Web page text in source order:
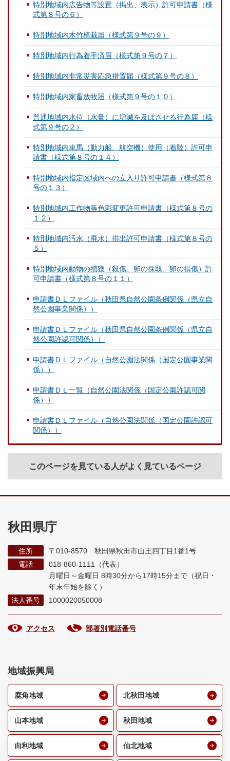
特別地域内広告物等設置（掲出、表示）許可申請書（様
式第８号の６）
特別地域内木竹植栽届（様式第９号の９）
特別地域内行為着手済届（様式第９号の７）
特別地域内非常災害応急措置届（様式第９号の８）
特別地域内家畜放牧届（様式第９号の１０）
普通地域内水位（水量）に増減を及ぼさせる行為届（様
式第９号の２）
特別地域内車馬（動力船、航空機）使用（着陸）許可申
請書（様式第８号の１４）
特別地域内指定区域内への立入り許可申請書（様式第８
号の１３）
特別地域内工作物等色彩変更許可申請書（様式第８号の
１２）
特別地域内汚水（廃水）排出許可申請書（様式第８号の
５）
特別地域内動物の捕獲（殺傷、卵の採取、卵の損傷）許
可申請書（様式第８号の１１）
申請書ＤＬファイル（秋田県自然公園条例関係（県立自
然公園事業関係））
申請書ＤＬファイル（秋田県自然公園条例関係（県立自
然公園許認可関係））
申請書ＤＬファイル（自然公園法関係（国定公園事業関
係））
申請書ＤＬ一覧（自然公園法関係（国定公園許認可関
係））
申請書ＤＬファイル（自然公園法関係（国定公園許認可
関係））
このページを見ている人がよく見ているページ
秋田県庁
住所
〒010-8570 秋田県秋田市山王四丁目1番1号
電話
018-860-1111（代表）
月曜日～金曜日 8時30分から17時15分まで （祝日・
年末年始を除く）
法人番号
1000020050008
アクセス 部署別電話番号
地域振興局
鹿角地域 北秋田地域
山本地域 秋田地域
由利地域 仙北地域